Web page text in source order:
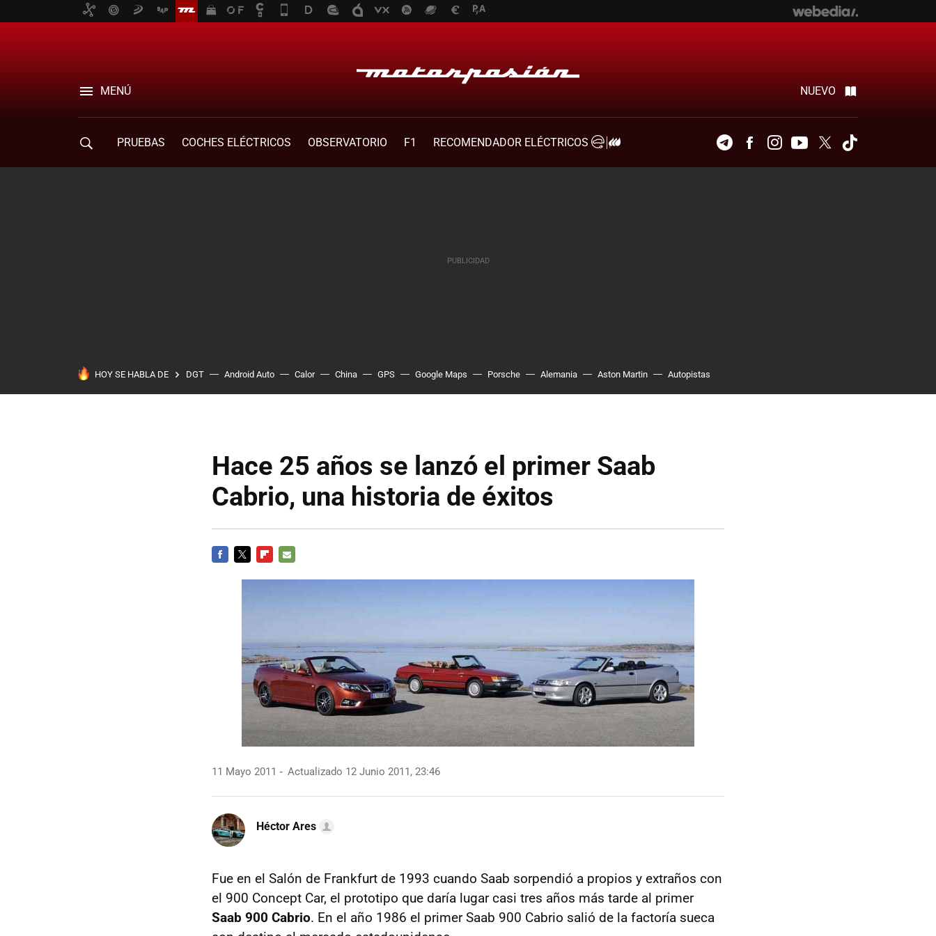
MENÚ NUEVO
PRUEBAS COCHES ELÉCTRICOS OBSERVATORIO F1
RECOMENDADOR ELÉCTRICOS
TelegramFacebookInstagramYoutubeTwitter
HOY SE HABLA DE DGT Android Auto Calor China GPS Google Maps Porsche Alemania Aston Martin Autopistas
Hace 25 años se lanzó el primer Saab
Cabrio, una historia de éxitos
11 Mayo 2011 Actualizado 12 Junio 2011, 23:46
Héctor Ares
Fue en el Salón de Frankfurt de 1993 cuando Saab sorpendió a propios y extraños con
el 900 Concept Car, el prototipo que daría lugar casi tres años más tarde al primer
Saab 900 Cabrio. En el año 1986 el primer Saab 900 Cabrio salió de la factoría sueca